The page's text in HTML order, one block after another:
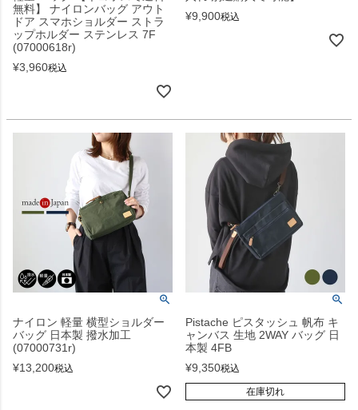
無料】 ナイロンバッグ アウト
ドア スマホショルダー ストラ
ップホルダー ステンレス 7F
(07000618r)
¥3,960税込
¥9,900税込
ナイロン 軽量 横型ショルダー
バッグ 日本製 撥水加工
(07000731r)
¥13,200税込
Pistache ピスタッシュ 帆布 キ
ャンバス 生地 2WAY バッグ 日
本製 4FB
¥9,350税込
在庫切れ